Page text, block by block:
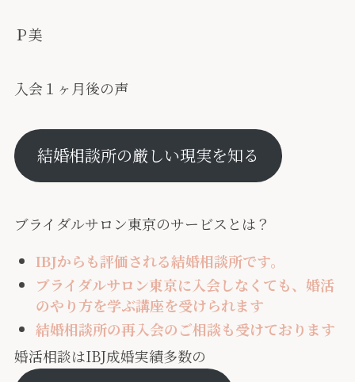
Ｐ美
入会１ヶ月後の声
結婚相談所の厳しい現実を知る
ブライダルサロン東京のサービスとは？
IBJからも評価される結婚相談所です。
ブライダルサロン東京に入会しなくても、婚活
のやり方を学ぶ講座を受けられます
結婚相談所の再入会のご相談も受けております
婚活相談はIBJ成婚実績多数の